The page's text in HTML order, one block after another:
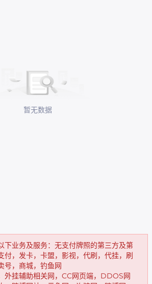
暂无数据
下业务及服务：无支付牌照的第三方及第
付，发卡，卡盟，影视，代刷，代挂，刷
号，商城，钓鱼网
外挂辅助相关网，CC网页端，DDOS网